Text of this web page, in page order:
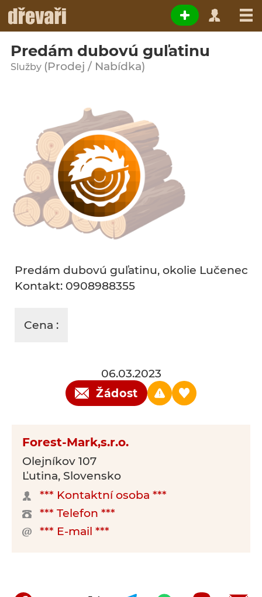
Predám dubovú guľatinu
Služby (Prodej / Nabídka)
Predám dubovú guľatinu, okolie Lučenec
Kontakt: 0908988355
Cena :
06.03.2023
Žádost
Forest-Mark,s.r.o.
Olejníkov 107
Ľutina, Slovensko
*** Kontaktní osoba ***
*** Telefon ***
*** E-mail ***